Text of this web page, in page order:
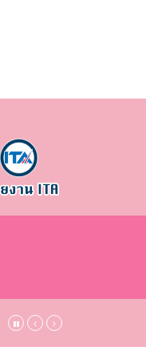
ชมเชย (Bronze)" ประจำปี พ.